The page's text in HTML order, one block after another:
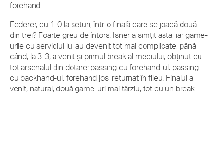
forehand.
Federer, cu 1-0 la seturi, într-o finală care se joacă două
din trei? Foarte greu de întors. Isner a simţit asta, iar game-
urile cu serviciul lui au devenit tot mai complicate, până
când, la 3-3, a venit şi primul break al meciului, obţinut cu
tot arsenalul din dotare: passing cu forehand-ul, passing
cu backhand-ul, forehand jos, returnat în fileu. Finalul a
venit, natural, două game-uri mai târziu, tot cu un break.